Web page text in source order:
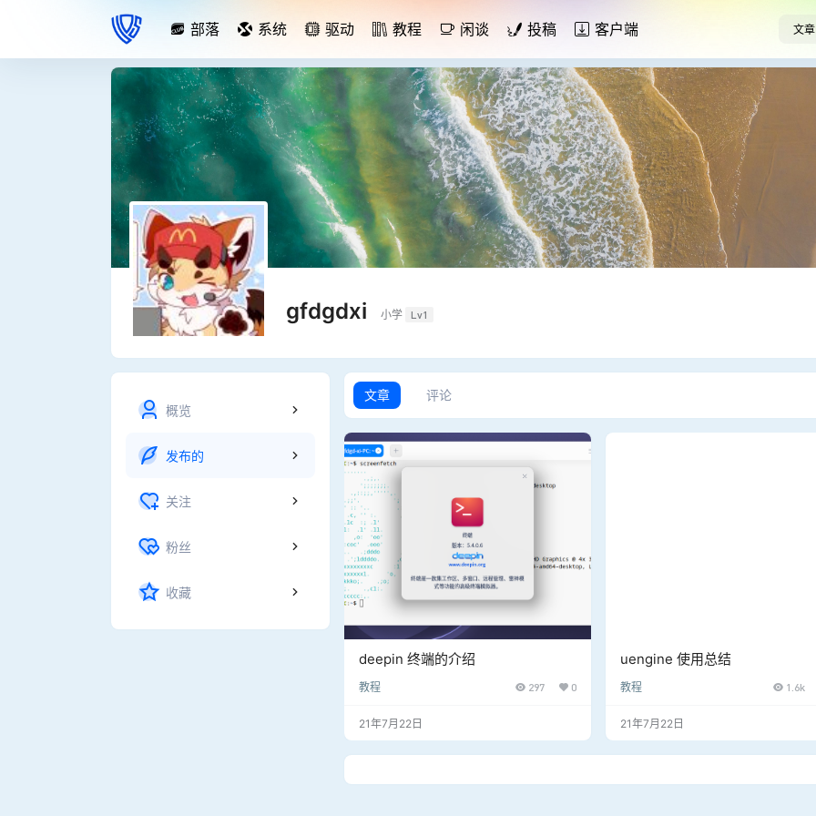
部落 系统 驱动 教程 闲谈 投稿 客户端 文章
gfdgdxi 小学 Lv1
概览
发布的
关注
粉丝
收藏
文章 评论
deepin 终端的介绍
教程 297 0
21年7月22日
uengine 使用总结
教程 1.6k
21年7月22日